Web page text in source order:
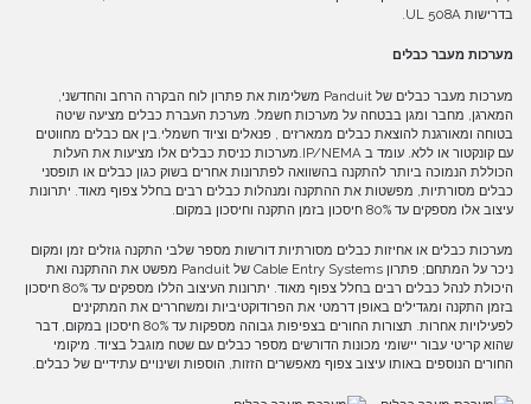
בדרישות UL 508A.
מערכות מעבר כבלים
מערכות מעבר כבלים של Panduit משלימות את פתרון לוח הבקרה הרחב והחדשני,
המארגן, מחבר ומגן בבטחה על מערכות חשמל. מערכת העברת כבלים מציעה שיטה
בטוחה ומאורגנת להוצאת כבלים ממארזים , פנאלים וציוד חשמלי.בין אם כבלים מחווטים
עם קונקטור או ללא. עומד ב IP/NEMA.מערכות כניסת כבלים אלו מציעות את העלות
הכוללת הנמוכה ביותר להתקנה בהשוואה לפתרונות אחרים בשוק כגון כבלים או תופסני
כבלים מסורתיות, מפשטות את ההתקנה ומנהלות כבלים רבים בחלל צפוף מאוד. יתרונות
עיצוב אלו מספקים עד 80% חיסכון בזמן התקנה וחיסכון במקום.
מערכות כבלים או אחיזות כבלים מסורתיות דורשות מספר שלבי התקנה גוזלים זמן ומקום
ניכר על המתחם; פתרון Cable Entry Systems של Panduit מפשט את ההתקנה ואת
היכולת לנהל כבלים רבים בחלל צפוף מאוד. יתרונות העיצוב הללו מספקים עד 80% חיסכון
בזמן התקנה ומגדילים באופן דרמטי את הפרודוקטיביות ומשחררים את המתקינים
לפעילויות אחרות. תצורות החורים בצפיפות גבוהה מספקות עד 80% חיסכון במקום, דבר
שהוא קריטי עבור יישומי מכונות הדורשים מספר כבלים עם שטח מוגבל בציוד. מיקומי
החורים הנוספים באותו עיצוב צפוף מאפשרים הזזות, הוספות ושינויים עתידיים של כבלים.